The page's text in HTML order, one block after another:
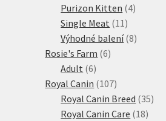
produktů
Purizon Kitten 44
Single Meat 11 11
produktů
Výhodné balení 88
Rosie's Farm 66
Adult 66
produktů
Royal Canin 107107
produktů
Royal Canin Breed 3535
Royal Canin Care 1818